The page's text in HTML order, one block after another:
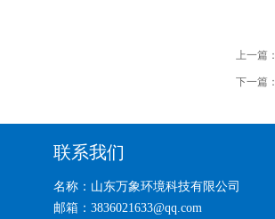
上一篇：
下一篇：
联系我们
名称：山东万象环境科技有限公司
邮箱：3836021633@qq.com